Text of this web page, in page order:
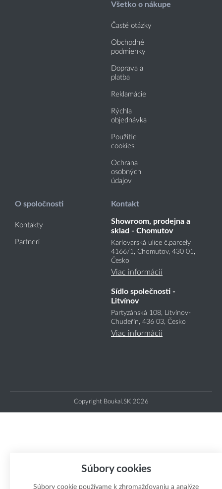
Všetko o nákupe
Časté otázky
Obchodné
podmienky
Doprava a
platba
Reklamácie
Rýchla
objednávka
Použitie
cookies
Ochrana
osobných
údajov
O spoločnosti
Kontakty
Partneri
Kontakt
Showroom, prodejna a
sklad - Chomutov
Karlovarská ulice č.parcely
4166/1, Chomutov, 430 01,
Česko
Viac informácií
Sídlo společnosti -
Litvínov
Partyzánská 108, Litvínov-
Chudeřín, 436 03, Česko
Viac informácií
Copyright Boukal.SK 2026
Súbory cookies
Súbory cookie používame k zhromažďovaniu a analýze